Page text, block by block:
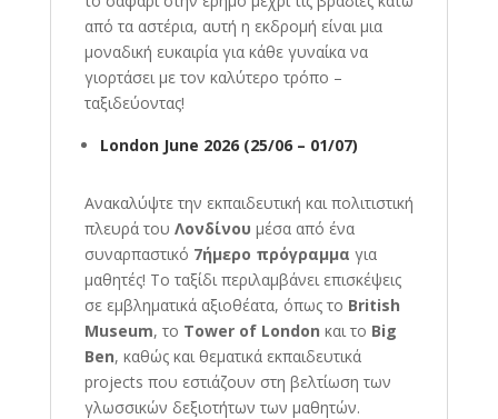
από τα αστέρια, αυτή η εκδρομή είναι μια
μοναδική ευκαιρία για κάθε γυναίκα να
γιορτάσει με τον καλύτερο τρόπο –
ταξιδεύοντας!
London June 2026 (25/06 – 01/07)
Ανακαλύψτε την εκπαιδευτική και πολιτιστική
πλευρά του Λονδίνου μέσα από ένα
συναρπαστικό 7ήμερο πρόγραμμα για
μαθητές! Το ταξίδι περιλαμβάνει επισκέψεις
σε εμβληματικά αξιοθέατα, όπως το British
Museum, το Tower of London και το Big
Ben, καθώς και θεματικά εκπαιδευτικά
projects που εστιάζουν στη βελτίωση των
γλωσσικών δεξιοτήτων των μαθητών.